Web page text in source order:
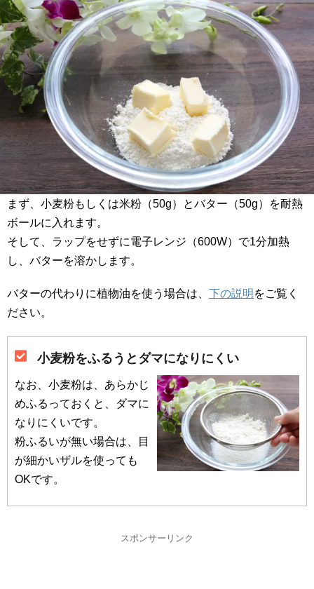
まず、小麦粉もしくは米粉（50g）とバター（50g）を耐熱
ボールに入れます。
そして、ラップをせずに電子レンジ（600W）で1分加熱
し、バターを溶かします。
バターの代わりに植物油を使う場合は、 下の説明 をご覧く
ださい。
小麦粉をふるうとダマになりにくい
なお、小麦粉は、あらかじ
めふるっておくと、ダマに
なりにくいです。
粉ふるいが無い場合は、目
が細かいザルを使っても
OKです。
スポンサーリンク